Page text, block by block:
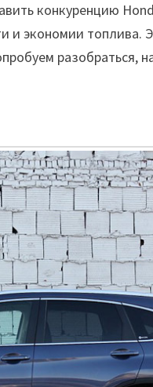
конкуренцию
и экономии топлива.
разобраться,